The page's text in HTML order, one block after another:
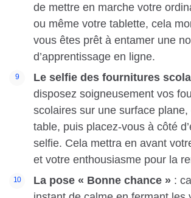
de mettre en marche votre
ou même votre tablette, cela
vous êtes prêt à entamer une
d’apprentissage en ligne.
Le selfie des fournitures
disposez soigneusement vos
scolaires sur une surface
table, puis placez-vous à côté
selfie. Cela mettra en avant
et votre enthousiasme pour la
La pose « Bonne chance » :